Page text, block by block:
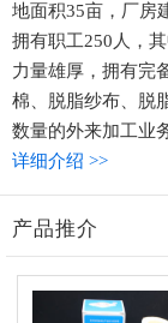
地面积35亩，厂房
拥有职工250人，
力量雄厚，拥有完
棉、脱脂纱布、脱
数量的外来加工业
详细介绍 >>
产品推介